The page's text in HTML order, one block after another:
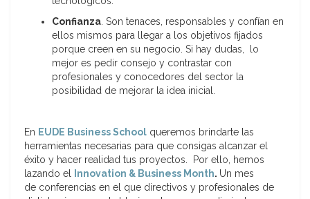
Confianza. Son tenaces, responsables y confían en
ellos mismos para llegar a los objetivos fijados
porque creen en su negocio. Si hay dudas, lo
mejor es pedir consejo y contrastar con
profesionales y conocedores del sector la
posibilidad de mejorar la idea inicial.
En EUDE Business School queremos brindarte las
herramientas necesarias para que consigas alcanzar el
éxito y hacer realidad tus proyectos. Por ello, hemos
lazando el Innovation & Business Month. Un mes
de conferencias en el que directivos y profesionales de